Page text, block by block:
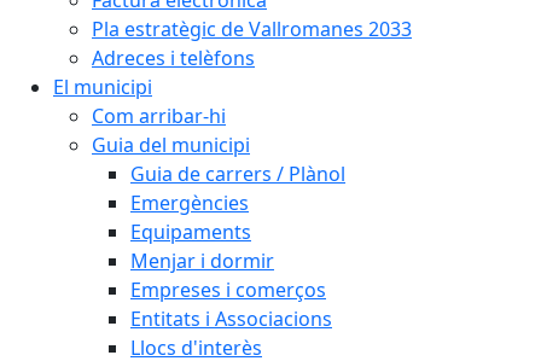
Pla estratègic de Vallromanes 2033
Adreces i telèfons
El municipi
Com arribar-hi
Guia del municipi
Guia de carrers / Plànol
Emergències
Equipaments
Menjar i dormir
Empreses i comerços
Entitats i Associacions
Llocs d'interès